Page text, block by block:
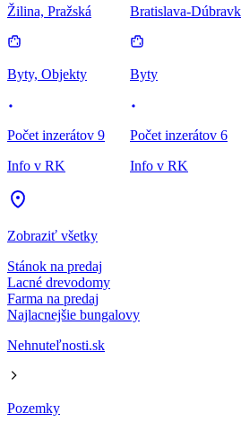
Žilina, Pražská
Byty, Objekty
Počet inzerátov 9
Info v RK
Bratislava-
Byty
Počet inzerátov 6
Info v RK
Zobraziť všetky
Stánok na predaj
Lacné drevodomy
Farma na predaj
Najlacnejšie bungalovy
Nehnuteľnosti.sk
Pozemky